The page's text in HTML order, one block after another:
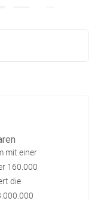
mit einer
160.000
die